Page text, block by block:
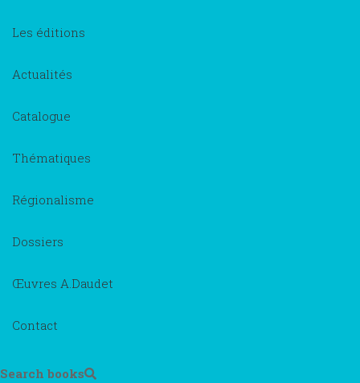
Les éditions
Actualités
Catalogue
Thématiques
Régionalisme
Dossiers
Œuvres A.Daudet
Contact
Search books